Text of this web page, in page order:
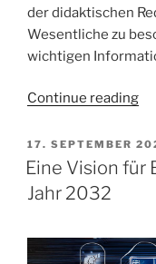
der didaktischen
Wesentliche zu
wichtigen
Continue reading
POSTED
ON
17. SEPTEMBER
Eine Vision für
Jahr 2032